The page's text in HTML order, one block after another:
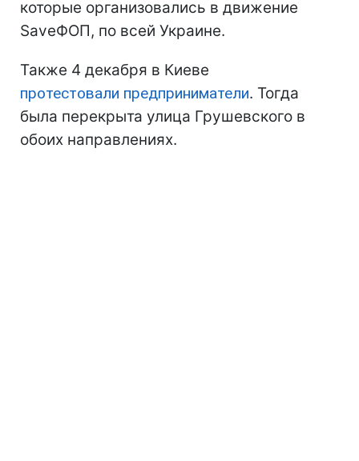
которые организовались в движение
SaveФОП, по всей Украине.
Также 4 декабря в Киеве
протестовали предприниматели. Тогда
была перекрыта улица Грушевского в
обоих направлениях.